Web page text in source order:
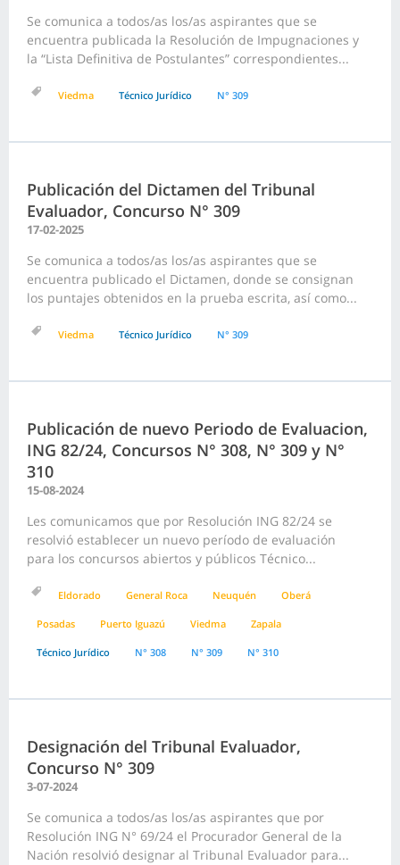
Se comunica a todos/as los/as aspirantes que se
encuentra publicada la Resolución de Impugnaciones y
la “Lista Definitiva de Postulantes” correspondientes...
Viedma Técnico Jurídico N° 309
Publicación del Dictamen del Tribunal
Evaluador, Concurso N° 309
17-02-2025
Se comunica a todos/as los/as aspirantes que se
encuentra publicado el Dictamen, donde se consignan
los puntajes obtenidos en la prueba escrita, así como...
Viedma Técnico Jurídico N° 309
Publicación de nuevo Periodo de Evaluacion,
ING 82/24, Concursos N° 308, N° 309 y N°
310
15-08-2024
Les comunicamos que por Resolución ING 82/24 se
resolvió establecer un nuevo período de evaluación
para los concursos abiertos y públicos Técnico...
Eldorado General Roca Neuquén Oberá
Posadas Puerto Iguazú Viedma Zapala
Técnico Jurídico N° 308 N° 309 N° 310
Designación del Tribunal Evaluador,
Concurso N° 309
3-07-2024
Se comunica a todos/as los/as aspirantes que por
Resolución ING N° 69/24 el Procurador General de la
Nación resolvió designar al Tribunal Evaluador para...